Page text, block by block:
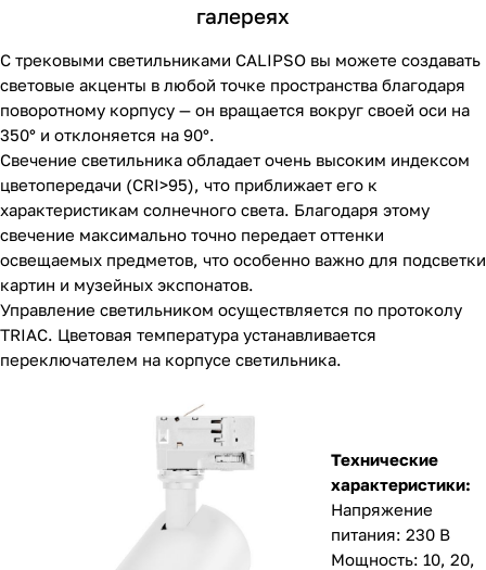
галереях
С трековыми светильниками CALIPSO вы можете создавать
световые акценты в любой точке пространства благодаря
поворотному корпусу — он вращается вокруг своей оси на
350° и отклоняется на 90°.
Свечение светильника обладает очень высоким индексом
цветопередачи (CRI>95), что приближает его к
характеристикам солнечного света. Благодаря этому
свечение максимально точно передает оттенки
освещаемых предметов, что особенно важно для подсветки
картин и музейных экспонатов.
Управление светильником осуществляется по протоколу
TRIAC. Цветовая температура устанавливается
переключателем на корпусе светильника.
Технические
характеристики:
Напряжение
питания: 230 В
Мощность: 10, 20,